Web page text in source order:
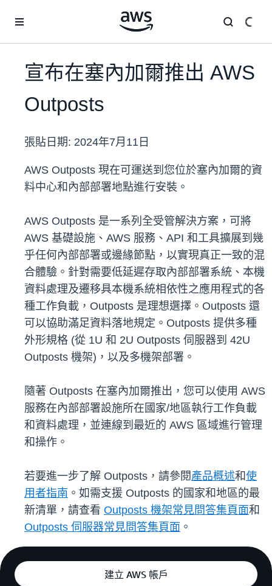
宣布在塞內加爾推出 AWS
Outposts
張貼日期: 2024年7月11日
AWS Outposts 現在可運送到您位於塞內加爾的資
料中心和內部部署地點進行安裝。
AWS Outposts 是一系列全受管解決方案，可將
AWS 基礎設施、AWS 服務、API 和工具擴展到幾
乎任何內部部署或邊緣節點，以實現真正一致的混
合體驗。針對需要低延遲存取內部部署系統、本機
資料處理及遷移具本機系統相依性之應用程式的各
種工作負載，Outposts 是理想選擇。Outposts 還
可以協助滿足資料落地規定。Outposts 提供多種
外形規格 (從 1U 和 2U Outposts 伺服器到 42U
Outposts 機架)，以及多機架部署。
隨著 Outposts 在塞內加爾推出，您可以使用 AWS
服務在內部部署設施所在國家/地區執行工作負載
和資料處理，並連線到最近的 AWS 區域進行管理
和操作。
若要進一步了解 Outposts，請參閱產品概述和使
用者指南 。如需支援 Outposts 的國家和地區的最
新清單，請查看 Outposts 機架常見問答集頁面和
Outposts 伺服器常見問答集頁面 。
建立 AWS 帳戶